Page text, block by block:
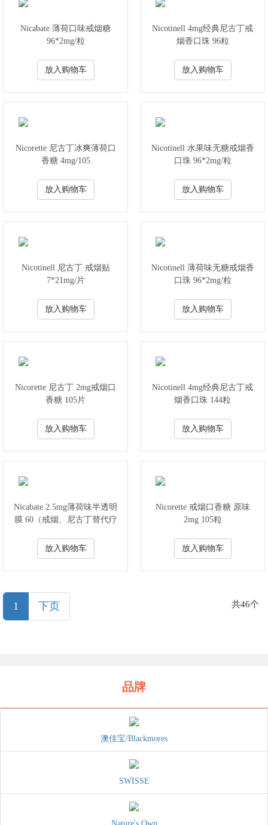
Nicabate 薄荷口味戒烟糖
96*2mg/粒
放入购物车
Nicotinell 4mg经典尼古丁戒
烟香口珠 96粒
放入购物车
Nicorette 尼古丁冰爽薄荷口
香糖 4mg/105
放入购物车
Nicotinell 水果味无糖戒烟香
口珠 96*2mg/粒
放入购物车
Nicotinell 尼古丁 戒烟贴
7*21mg/片
放入购物车
Nicotinell 薄荷味无糖戒烟香
口珠 96*2mg/粒
放入购物车
Nicorette 尼古丁 2mg戒烟口
香糖 105片
放入购物车
Nicotinell 4mg经典尼古丁戒
烟香口珠 144粒
放入购物车
Nicabate 2.5mg薄荷味半透明
膜 60（戒烟、尼古丁替代疗
放入购物车
Nicorette 戒烟口香糖 原味
2mg 105粒
放入购物车
1 (current)
下页 共46个
品牌
澳佳宝/Blackmores
SWISSE